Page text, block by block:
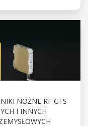
NOŻNE RF GFS
I INNYCH